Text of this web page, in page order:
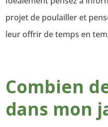
projet de poulailler et
leur offrir de temps en
Combien
dans mon